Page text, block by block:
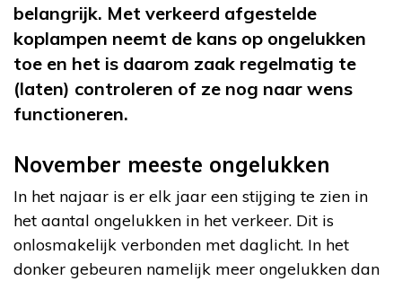
belangrijk. Met verkeerd afgestelde
koplampen neemt de kans op ongelukken
toe en het is daarom zaak regelmatig te
(laten) controleren of ze nog naar wens
functioneren.
November meeste ongelukken
In het najaar is er elk jaar een stijging te zien in
het aantal ongelukken in het verkeer. Dit is
onlosmakelijk verbonden met daglicht. In het
donker gebeuren namelijk meer ongelukken dan